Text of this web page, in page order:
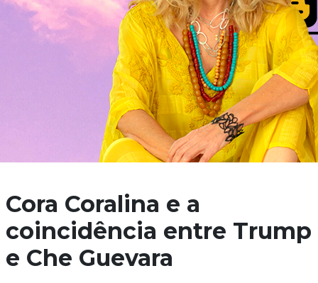
Cora Coralina e a
coincidência entre Trump
e Che Guevara